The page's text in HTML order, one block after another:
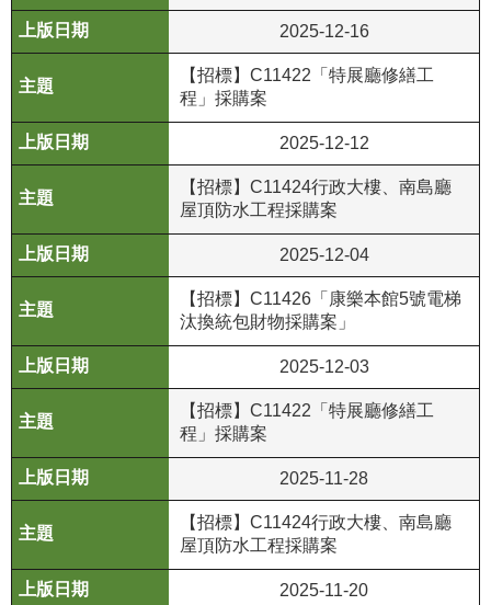
料
開
宣
隱
私
保
護
策
資
訊
安
宣
為
民
服
2025-12-16
【招標】C11422「特展廳修繕工
程」採購案
2025-12-12
【招標】C11424行政大樓、南島廳
屋頂防水工程採購案
2025-12-04
【招標】C11426「康樂本館5號電梯
汰換統包財物採購案」
2025-12-03
【招標】C11422「特展廳修繕工
程」採購案
2025-11-28
【招標】C11424行政大樓、南島廳
屋頂防水工程採購案
2025-11-20